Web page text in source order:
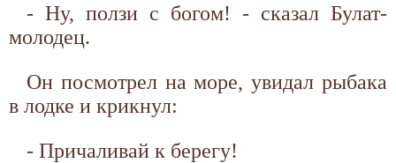
- Ну, ползи с богом! - сказал Булат-
молодец.
Он посмотрел на море, увидал рыбака
в лодке и крикнул:
- Причаливай к берегу!